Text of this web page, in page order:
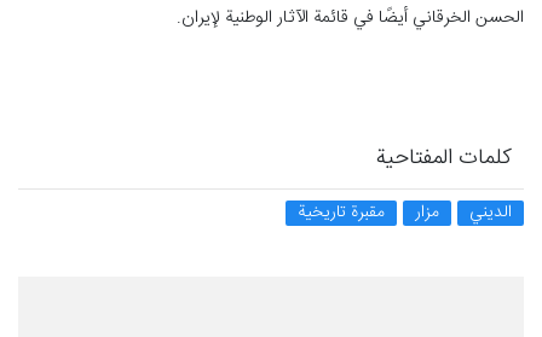
الحسن الخرقاني أيضًا في قائمة الآثار الوطنية لإيران.
كلمات المفتاحية
الديني مزار مقبرة تاريخية